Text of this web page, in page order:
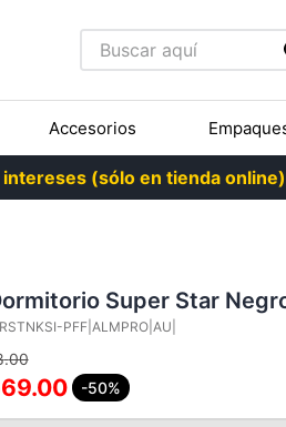
Buscar
Accesorios
intereses (sólo en tienda online)
Super Star
PFF|ALMPRO|AU|
.00
.00 -50%